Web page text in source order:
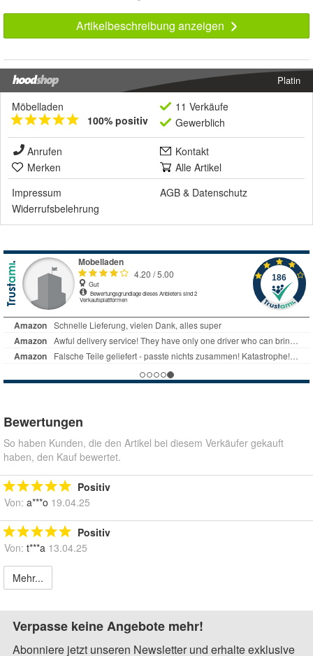
Artikelbeschreibung anzeigen
Platin
Möbelladen
100% positiv
11 Verkäufe
Gewerblich
Anrufen
Kontakt
Merken
Alle Artikel
Impressum
AGB & Datenschutz
Widerrufsbelehrung
Bewertungen
So haben Kunden, die den Artikel bei diesem Verkäufer gekauft
haben, den Kauf bewertet.
Positiv
Von: a***o 19.04.25
Positiv
Von: t***a 13.04.25
Mehr...
Verpasse keine Angebote mehr!
Abonniere jetzt unseren Newsletter und erhalte exklusive